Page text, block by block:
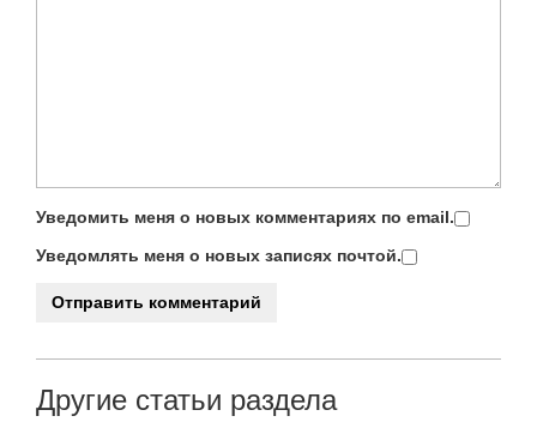
Уведомить меня о новых комментариях по email.
Уведомлять меня о новых записях почтой.
Другие статьи раздела